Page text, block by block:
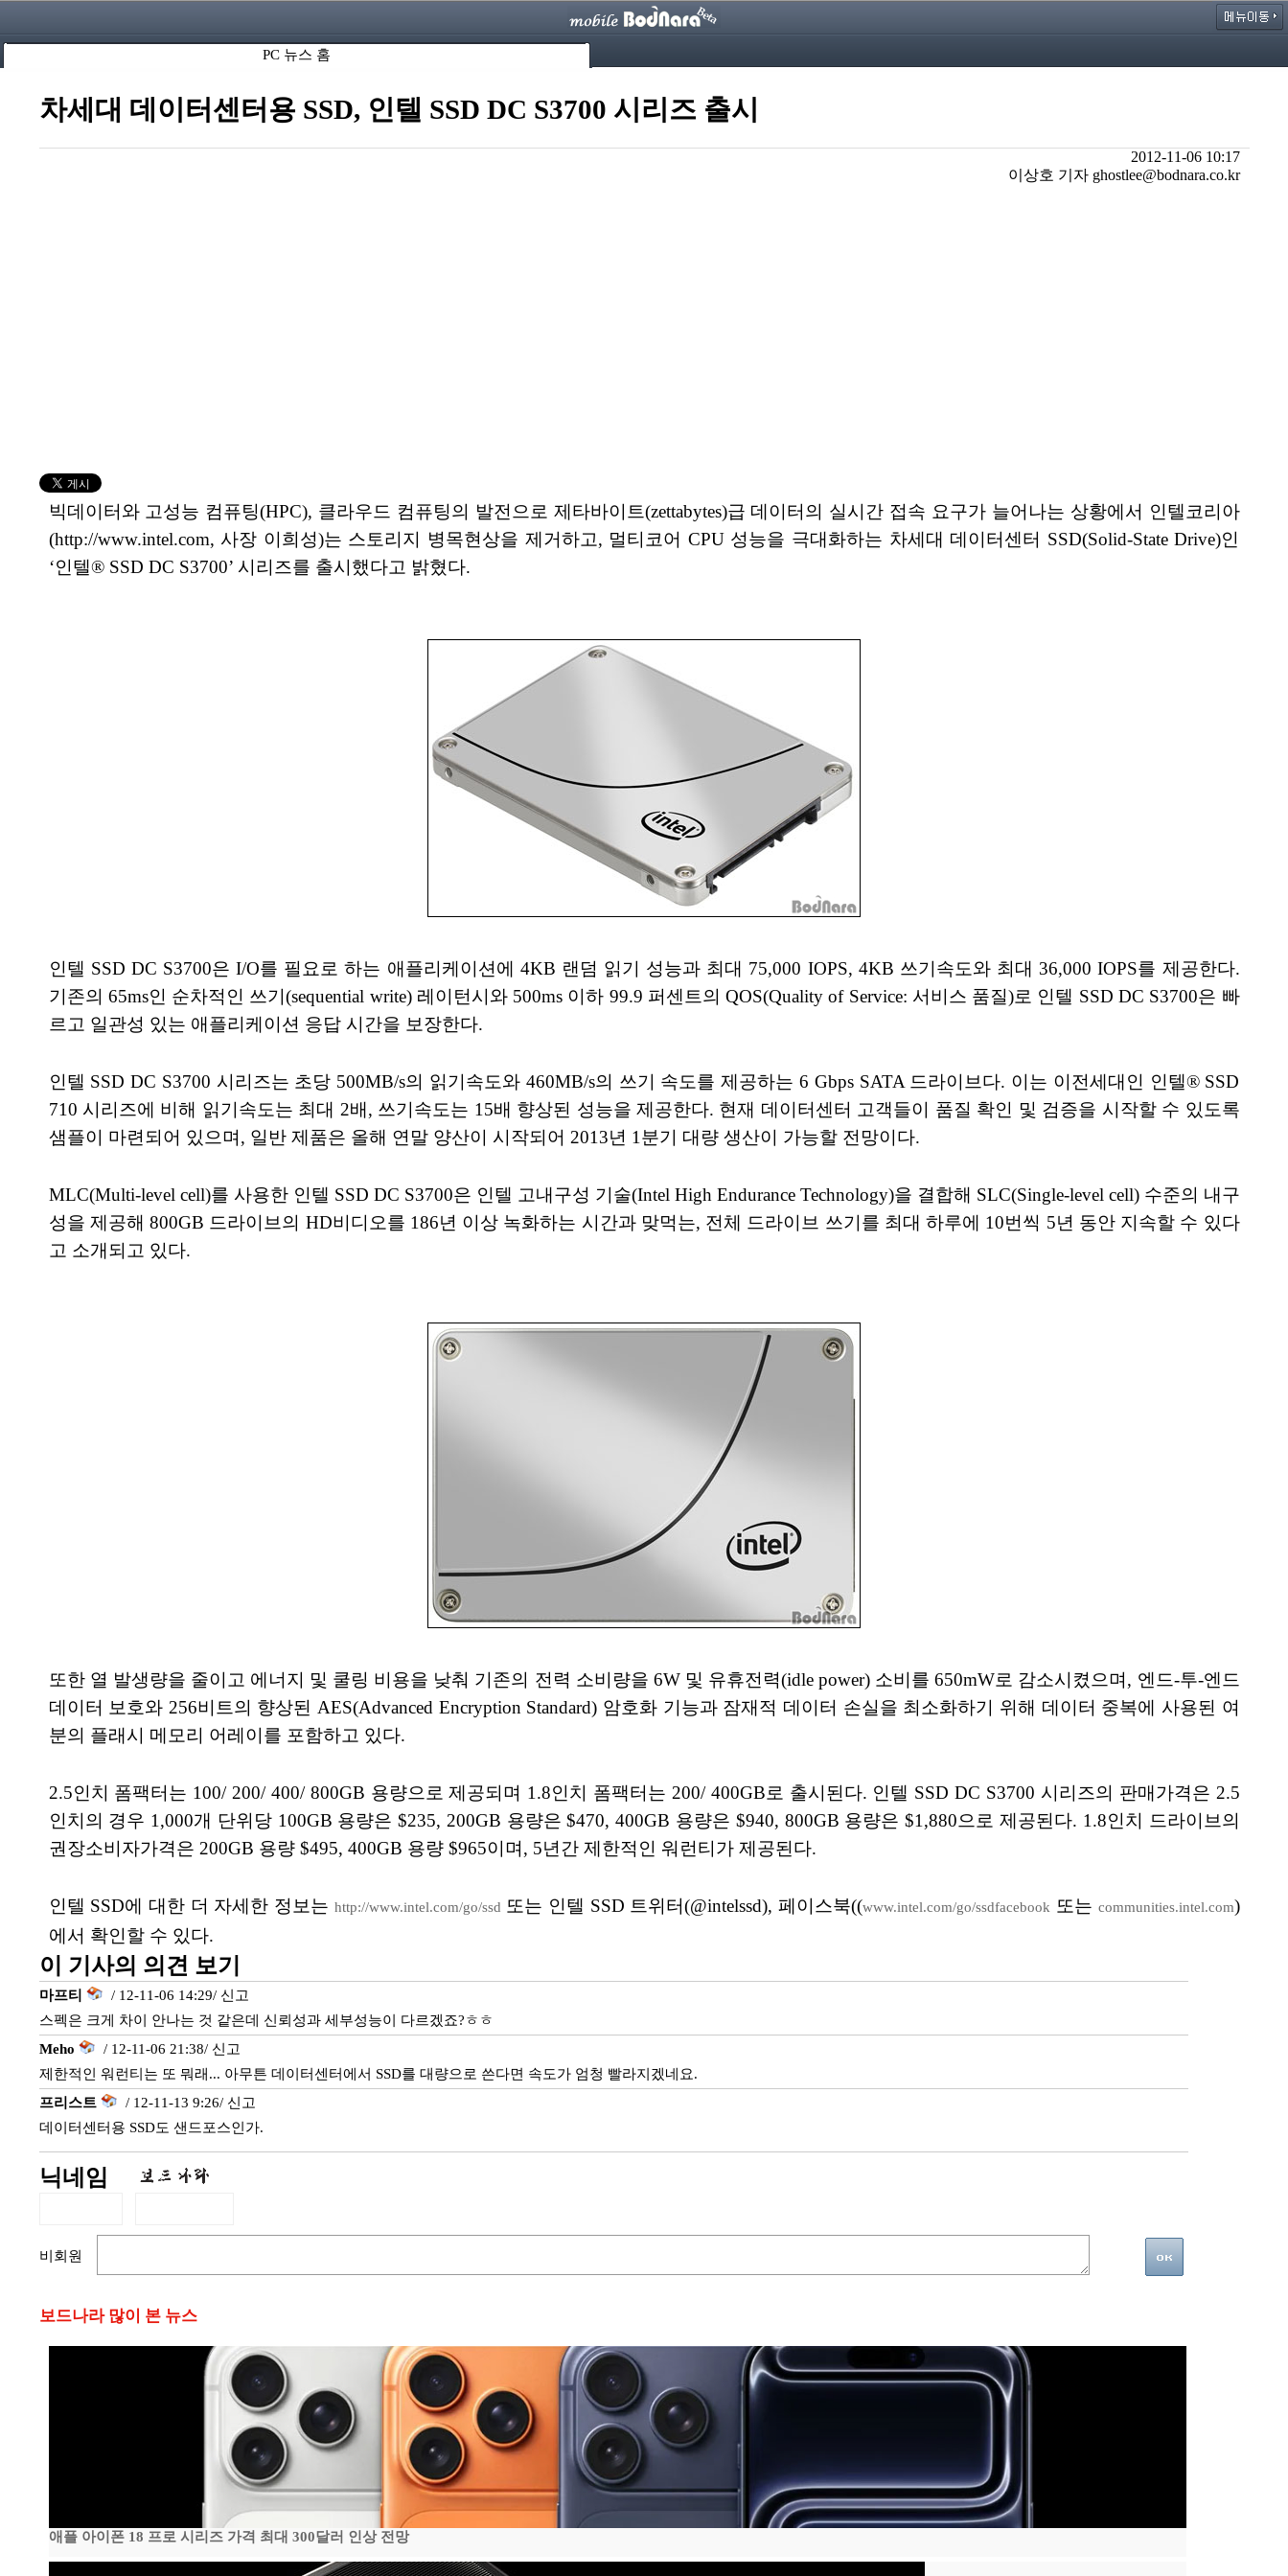
PC 뉴스 홈
차세대 데이터센터용 SSD, 인텔 SSD DC S3700 시리즈 출시
2012-11-06 10:17
이상호 기자 ghostlee@bodnara.co.kr
빅데이터와 고성능 컴퓨팅(HPC), 클라우드 컴퓨팅의 발전으로 제타바이트(zettabytes)급 데이터의 실시간 접속 요구가 늘어나는 상황에서 인텔코리아
(http://www.intel.com, 사장 이희성)는 스토리지 병목현상을 제거하고, 멀티코어 CPU 성능을 극대화하는 차세대 데이터센터 SSD(Solid-State Drive)인
‘인텔® SSD DC S3700’ 시리즈를 출시했다고 밝혔다.
인텔 SSD DC S3700은 I/O를 필요로 하는 애플리케이션에 4KB 랜덤 읽기 성능과 최대 75,000 IOPS, 4KB 쓰기속도와 최대 36,000 IOPS를 제공한다.
기존의 65ms인 순차적인 쓰기(sequential write) 레이턴시와 500ms 이하 99.9 퍼센트의 QOS(Quality of Service: 서비스 품질)로 인텔 SSD DC S3700은 빠
르고 일관성 있는 애플리케이션 응답 시간을 보장한다.
인텔 SSD DC S3700 시리즈는 초당 500MB/s의 읽기속도와 460MB/s의 쓰기 속도를 제공하는 6 Gbps SATA 드라이브다. 이는 이전세대인 인텔® SSD
710 시리즈에 비해 읽기속도는 최대 2배, 쓰기속도는 15배 향상된 성능을 제공한다. 현재 데이터센터 고객들이 품질 확인 및 검증을 시작할 수 있도록
샘플이 마련되어 있으며, 일반 제품은 올해 연말 양산이 시작되어 2013년 1분기 대량 생산이 가능할 전망이다.
MLC(Multi-level cell)를 사용한 인텔 SSD DC S3700은 인텔 고내구성 기술(Intel High Endurance Technology)을 결합해 SLC(Single-level cell) 수준의 내구
성을 제공해 800GB 드라이브의 HD비디오를 186년 이상 녹화하는 시간과 맞먹는, 전체 드라이브 쓰기를 최대 하루에 10번씩 5년 동안 지속할 수 있다
고 소개되고 있다.
또한 열 발생량을 줄이고 에너지 및 쿨링 비용을 낮춰 기존의 전력 소비량을 6W 및 유휴전력(idle power) 소비를 650mW로 감소시켰으며, 엔드-투-엔드
데이터 보호와 256비트의 향상된 AES(Advanced Encryption Standard) 암호화 기능과 잠재적 데이터 손실을 최소화하기 위해 데이터 중복에 사용된 여
분의 플래시 메모리 어레이를 포함하고 있다.
2.5인치 폼팩터는 100/ 200/ 400/ 800GB 용량으로 제공되며 1.8인치 폼팩터는 200/ 400GB로 출시된다. 인텔 SSD DC S3700 시리즈의 판매가격은 2.5
인치의 경우 1,000개 단위당 100GB 용량은 $235, 200GB 용량은 $470, 400GB 용량은 $940, 800GB 용량은 $1,880으로 제공된다. 1.8인치 드라이브의
권장소비자가격은 200GB 용량 $495, 400GB 용량 $965이며, 5년간 제한적인 워런티가 제공된다.
인텔 SSD에 대한 더 자세한 정보는 http://www.intel.com/go/ssd 또는 인텔 SSD 트위터(@intelssd), 페이스북((www.intel.com/go/ssdfacebook 또는 communities.intel.com)
에서 확인할 수 있다.
이 기사의 의견 보기
마프티 / 12-11-06 14:29/ 신고
스펙은 크게 차이 안나는 것 같은데 신뢰성과 세부성능이 다르겠죠?ㅎㅎ
Meho
/ 12-11-06 21:38/ 신고
제한적인 워런티는 또 뭐래... 아무튼 데이터센터에서 SSD를 대량으로 쓴다면 속도가 엄청 빨라지겠네요.
프리스트
/ 12-11-13 9:26/ 신고
데이터센터용 SSD도 샌드포스인가.
닉네임
비회원
보드나라 많이 본 뉴스
애플 아이폰 18 프로 시리즈 가격 최대 300달러 인상 전망